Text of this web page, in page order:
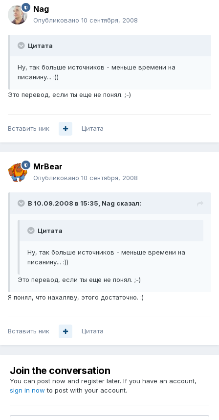
Nag
Опубликовано 10 сентября, 2008
Цитата
Ну, так больше источников - меньше времени на
писанину... :))
Это перевод, если ты еще не понял. ;-)
Вставить ник Цитата
MrBear
Опубликовано 10 сентября, 2008
В 10.09.2008 в 15:35, Nag сказал:
Цитата
Ну, так больше источников - меньше времени на
писанину... :))
Это перевод, если ты еще не понял. ;-)
Я понял, что нахаляву, этого достаточно. :)
Вставить ник Цитата
Join the conversation
You can post now and register later. If you have an account,
sign in now to post with your account.